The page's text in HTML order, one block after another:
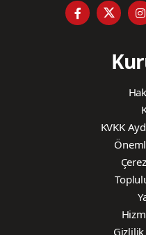
KVKK
Gizlilik